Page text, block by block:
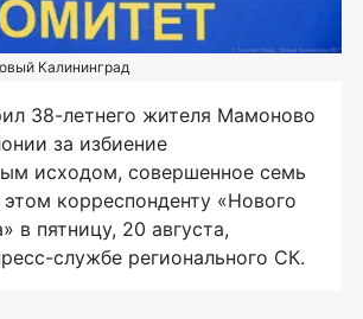
Калининград
38-летнего жителя Мамоново
за избиение
исходом, совершенное семь
корреспонденту «Нового
в пятницу, 20 августа,
службе регионального СК.